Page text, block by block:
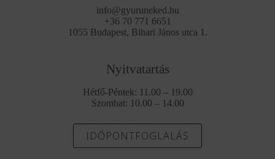
info@gyuruneked.hu
+36 70 771 6651
1055 Budapest, Bihari János utca 1.
Nyitvatartás
Hétfő-Péntek: 11.00 – 19.00
Szombat: 10.00 – 14.00
IDŐPONTFOGLALÁS